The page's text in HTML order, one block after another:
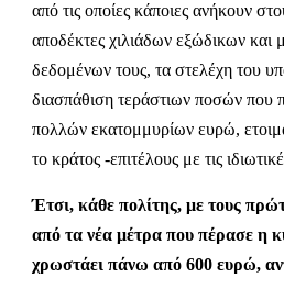
από τις οποίες κάποιες ανήκουν
αποδέκτες χιλιάδων εξώδικων
δεδομένων τους, τα στελέχη του
διασπάθιση τεράστιων ποσών που
πολλών εκατομμυρίων ευρώ,
το κράτος -επιτέλους με τις
Έτσι, κάθε πολίτης, με τους
από τα νέα μέτρα που πέρασε η
χρωστάει πάνω από 600 ευρώ,